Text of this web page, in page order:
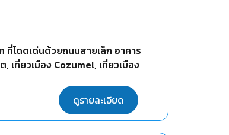
ที่โดดเด่นด้วยถนนสายเล็ก อาคาร
เที่ยวเมือง Cozumel, เที่ยวเมือง
ดูรายละเอียด